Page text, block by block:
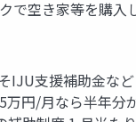
で空き家等を購
支援補助金な
円/月なら半年